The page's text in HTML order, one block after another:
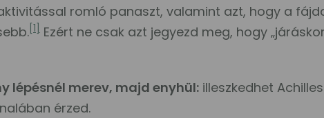
romló panaszt, valamint azt, hogy a
[1]
Ezért ne csak azt jegyezd meg, hogy
lépésnél merev, majd enyhül: illeszkedhet
érzed.